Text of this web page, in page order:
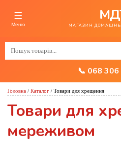
☰
Меню МАГАЗИН
📞 068
Головна / Каталог / Товари для хрещення
Товари для
мереживом